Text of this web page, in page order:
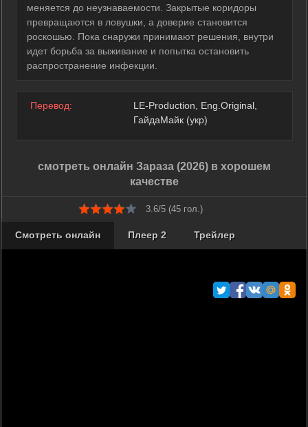
меняется до неузнаваемости. Закрытые коридоры
превращаются в ловушки, а доверие становится
роскошью. Пока снаружи принимают решения, внутри
идет борьба за выживание и попытка остановить
распространение инфекции.
Перевод:
LE-Production, Eng.Original,
ГайдаМайк (укр)
смотреть онлайн Зараза (2026) в хорошем
качестве
3.6/5 (45 гол.)
Смотреть онлайн Плеер 2 Трейлер